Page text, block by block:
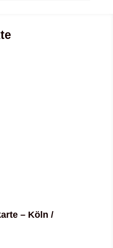
– Köln /